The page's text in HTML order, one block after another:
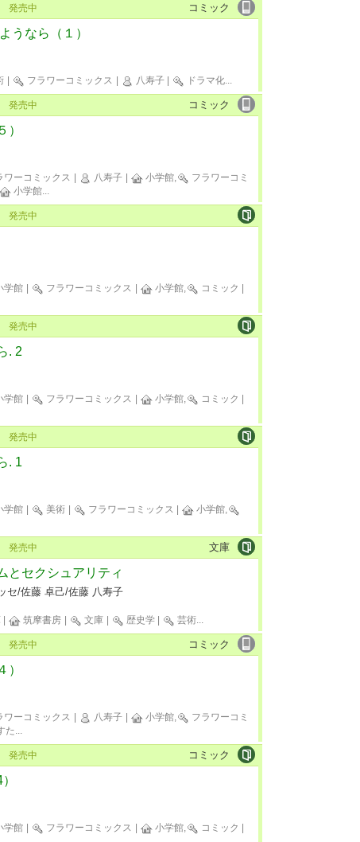
コミック
発売中
うなら（１）
フラワーコミックス 八寿子 ドラマ化...
コミック
発売中
）
ワーコミックス 八寿子 小学館,
フラワーコミ
小学館...
発売中
学館 フラワーコミックス 小学館, コミック
発売中
. 2
学館 フラワーコミックス 小学館, コミック
発売中
. 1
学館 美術 フラワーコミックス
小学館,
文庫
発売中
とセクシュアリティ
セ/佐藤 卓己/佐藤 八寿子
筑摩書房 文庫 歴史学 芸術...
コミック
発売中
）
ワーコミックス 八寿子 小学館,
フラワーコミ
た...
コミック
発売中
学館 フラワーコミックス 小学館, コミック